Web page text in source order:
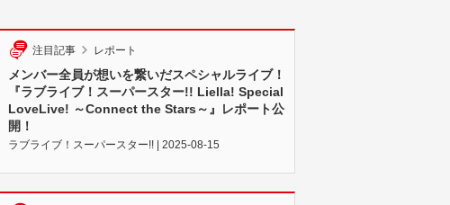
注目記事 レポート
メンバー全員が想いを繋いだスペシャルライブ！
『ラブライブ！スーパースター!! Liella! Special
LoveLive! ～Connect the Stars～』レポート公
開！
ラブライブ！スーパースター!! | 2025-08-15